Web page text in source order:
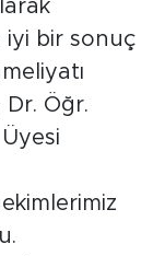
Genel
Eğitim ve
Kliniği
Kanat ise
karın